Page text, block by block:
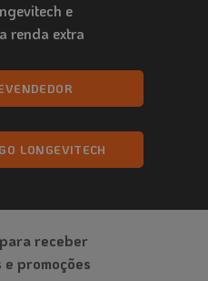
e
renda extra
LONGEVITECH
receber
e promoções